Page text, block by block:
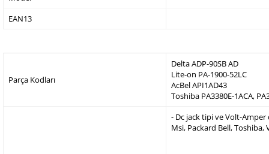
EAN13
Parça Kodları
Delta ADP-90SB AD
Lite-on PA-1900-52LC
AcBel API1AD43
Toshiba PA3380E-1ACA,
- Dc jack tipi ve Volt-
Msi, Packard Bell,